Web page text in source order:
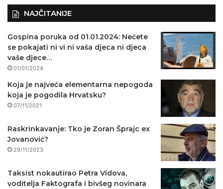
NAJČITANIJE
Gospina poruka od 01.01.2024: Nećete
se pokajati ni vi ni vaša djeca ni djeca
vaše djece…
01/01/2024
Koja je najveća elementarna nepogoda
koja je pogodila Hrvatsku?
07/11/2021
Raskrinkavanje: Tko je Zoran Šprajc ex
Jovanović?
29/11/2023
Taksist nokautirao Petra Vidova,
voditelja Faktografa i bivšeg novinara